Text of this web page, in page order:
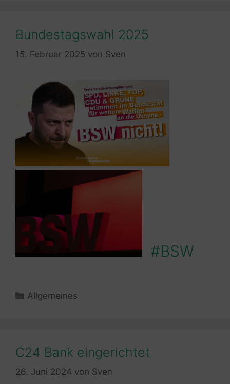
Bundestagswahl 2025
15. Februar 2025 von Sven
#BSW
Kategorien
Allgemeines
C24 Bank eingerichtet
26. Juni 2024 von Sven